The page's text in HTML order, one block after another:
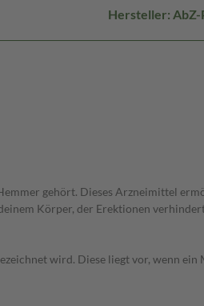
Hersteller: AbZ-
gehört. Dieses Arzneimittel
Körper, der Erektionen
wird. Diese liegt vor, wenn ein